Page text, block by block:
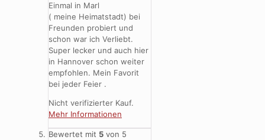
Einmal in Marl
( meine Heimatstadt) bei
Freunden probiert und
schon war ich Verliebt.
Super lecker und auch hier
in Hannover schon weiter
empfohlen. Mein Favorit
bei jeder Feier .
Nicht verifizierter Kauf.
Mehr Informationen
Bewertet mit 5 von 5